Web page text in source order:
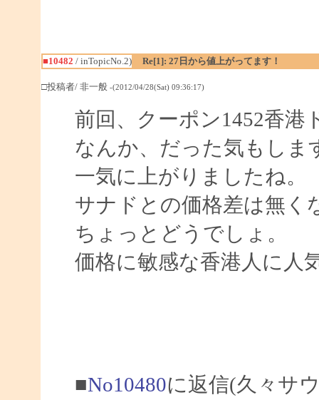
■10482 / inTopicNo.2) Re[1]: 27日から値上がってます！
□投稿者/ 非一般 -(2012/04/28(Sat) 09:36:17)
前回、クーポン1452香港
なんか、だった気もしま
一気に上がりましたね。
サナドとの価格差は無く
ちょっとどうでしょ。
価格に敏感な香港人に人
■No10480に返信(久々サ